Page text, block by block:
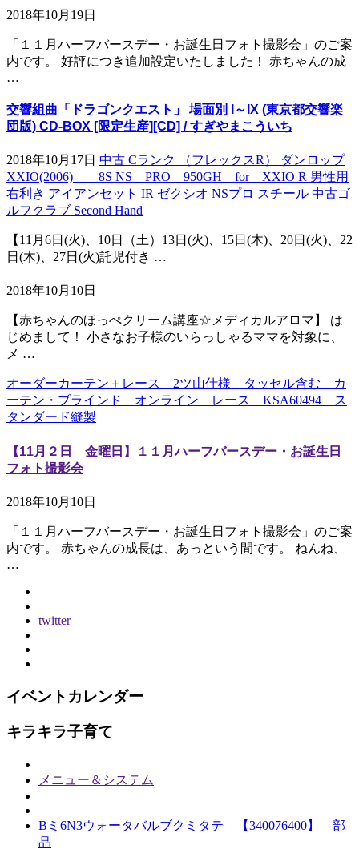
2018年10月19日
「１１月ハーフバースデー・お誕生日フォト撮影会」のご案
内です。 好評につき追加設定いたしました！ 赤ちゃんの成
…
交響組曲「ドラゴンクエスト」 場面別 I～IX (東京都交響楽
団版) CD-BOX [限定生産][CD] / すぎやまこういち
2018年10月17日 中古 Cランク （フレックスR） ダンロップ
XXIO(2006) 8S NS PRO 950GH for XXIO R 男性用
右利き アイアンセット IR ゼクシオ NSプロ スチール 中古ゴ
ルフクラブ Second Hand
【11月6日(火)、10日（土）13日(火)、15日(木)、20日(火)、22
日(木)、27日(火)託児付き …
2018年10月10日
【赤ちゃんのほっぺクリーム講座☆メディカルアロマ】 は
じめまして！ 小さなお子様のいらっしゃるママを対象に、
メ …
オーダーカーテン＋レース 2ツ山仕様 タッセル含む カ
ーテン・ブラインド オンライン レース KSA60494 ス
タンダード縫製
【11月２日 金曜日】１１月ハーフバースデー・お誕生日
フォト撮影会
2018年10月10日
「１１月ハーフバースデー・お誕生日フォト撮影会」のご案
内です。 赤ちゃんの成長は、あっという間です。 ねんね、
…
twitter
イベントカレンダー
キラキラ子育て
メニュー＆システム
Bミ6N3ウォータバルブクミタテ 【340076400】 部
品